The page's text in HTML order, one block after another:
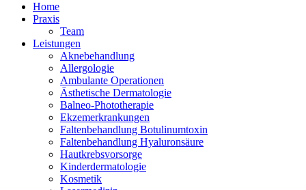
Home
Praxis
Team
Leistungen
Aknebehandlung
Allergologie
Ambulante Operationen
Ästhetische Dermatologie
Balneo-Phototherapie
Ekzemerkrankungen
Faltenbehandlung Botulinumtoxin
Faltenbehandlung Hyaluronsäure
Hautkrebsvorsorge
Kinderdermatologie
Kosmetik